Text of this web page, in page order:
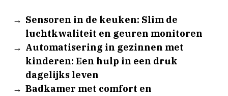
Sensoren in de keuken: Slim de
luchtkwaliteit en geuren monitoren
Automatisering in gezinnen met
kinderen: Een hulp in een druk
dagelijks leven
Badkamer met comfort en